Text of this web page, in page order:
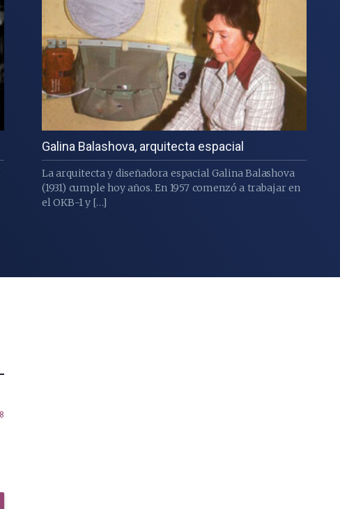
Galina Balashova, arquitecta espacial
La arquitecta y diseñadora espacial Galina Balashova
(1931) cumple hoy años. En 1957 comenzó a trabajar en
el OKB-1 y […]